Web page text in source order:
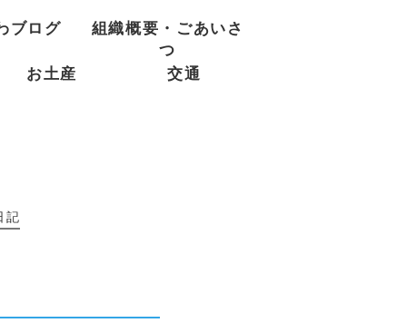
ブログ
組織概要・ごあいさ
つ
お土産
交通
記